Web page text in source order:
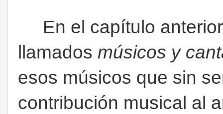
En el capítulo
llamados músicos y
esos músicos que sin
contribución musical al